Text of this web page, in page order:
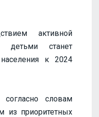
активной
станет
к 2024
согласно словам
из приоритетных